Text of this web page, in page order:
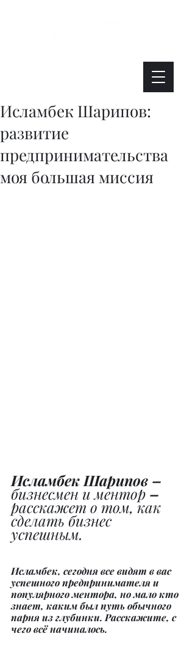
Исламбек Шарипов:
развитие
предпринимательства
моя большая миссия
Исламбек Шарипов –
бизнесмен и ментор –
расскажет о том, как
сделать бизнес
успешным.
Исламбек, сегодня все видят в вас
успешного предпринимателя и
популярного ментора, но мало кто
знает, каким был путь обычного
парня из глубинки. Расскажите, с
чего всё начиналось.